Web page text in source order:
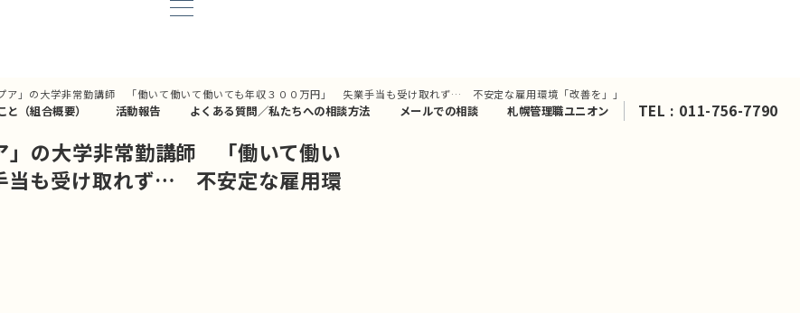
と（組合概要） 活動報告 よくある質問／私たちへの相談方法 メールでの相談 札幌管理職ユニオン TEL : 011-756-7790
ア」の大学非常勤講師 「働いて働いて働いても年収３００万円」 失業手当も受け取れず… 不安定な雇用環境「改善を」」
」の大学非常勤講師 「働いて働い
当も受け取れず… 不安定な雇用環